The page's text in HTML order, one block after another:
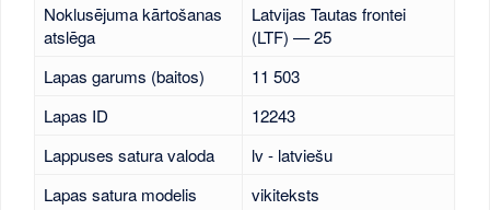
Noklusējuma kārtošanas
atslēga
Latvijas Tautas frontei
(LTF) — 25
Lapas garums (baitos)
11 503
Lapas ID
12243
Lappuses satura valoda
lv - latviešu
Lapas satura modelis
vikiteksts